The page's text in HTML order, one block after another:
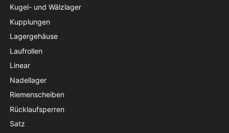
Kugel- und Wälzlager
Kupplungen
Lagergehäuse
Laufrollen
Linear
Nadellager
Riemenscheiben
Rücklaufsperren
Satz